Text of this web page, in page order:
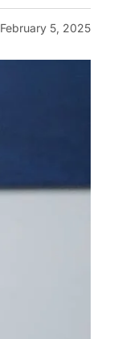
February 5, 2025